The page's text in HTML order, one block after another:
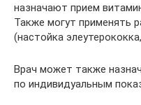
назначают прием
Также могут применять
(настойка
Врач может также
по индивидуальным